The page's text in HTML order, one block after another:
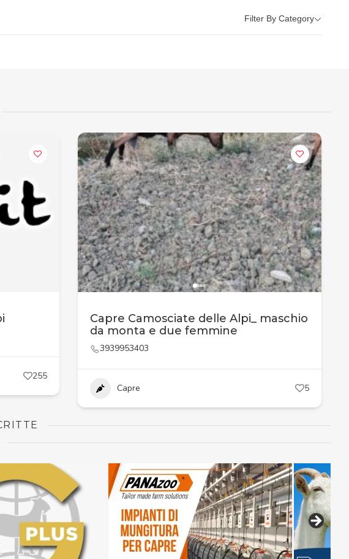
Filter By Category
255
Capre Camosciate delle Alpi_ maschio
da monta e due femmine
3939953403
Capre 5